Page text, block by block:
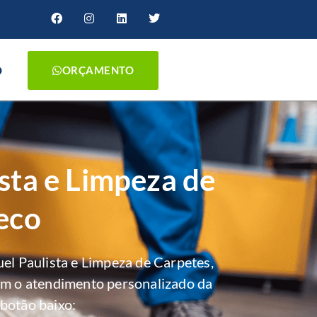
ORÇAMENTO
e Limpeza de
Paulista e Limpeza de Carpetes,
o atendimento personalizado da
baixo: